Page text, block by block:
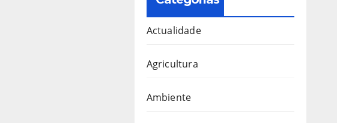
Actualidade
Agricultura
Ambiente